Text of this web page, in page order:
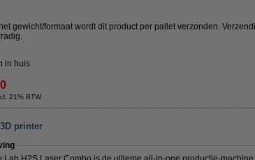
gewicht/formaat wordt dit product per pallet verzonden.
in huis
21% BTW
printer